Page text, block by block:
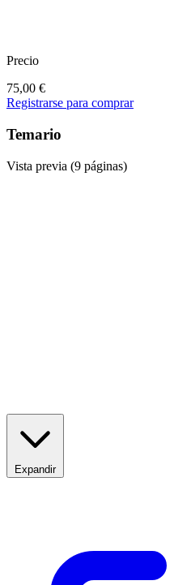
Precio
75,00 €
Registrarse para comprar
Temario
Vista previa (9 páginas)
Expandir